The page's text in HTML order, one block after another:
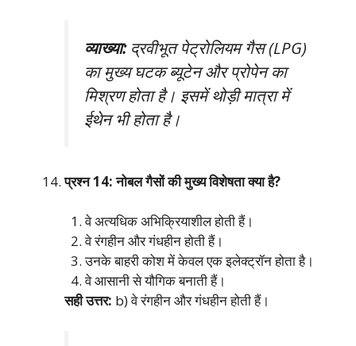
व्याख्या:द्रवीभूत पेट्रोलियम गैस (LPG)
का मुख्य घटक ब्यूटेन और प्रोपेन का
मिश्रण होता है। इसमें थोड़ी मात्रा में
ईथेन भी होता है।
प्रश्न 14: नोबल गैसों की मुख्य विशेषता क्या है?
वे अत्यधिक अभिक्रियाशील होती हैं।
वे रंगहीन और गंधहीन होती हैं।
उनके बाहरी कोश में केवल एक इलेक्ट्रॉन होता है।
वे आसानी से यौगिक बनाती हैं।
सही उत्तर: b) वे रंगहीन और गंधहीन होती हैं।